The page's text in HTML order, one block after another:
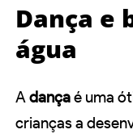
Dança e
água
Adançaé uma
crianças a